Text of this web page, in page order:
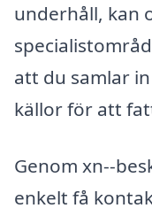
underhåll, kan
att du samlar
källor för att
Genom xn--
enkelt få